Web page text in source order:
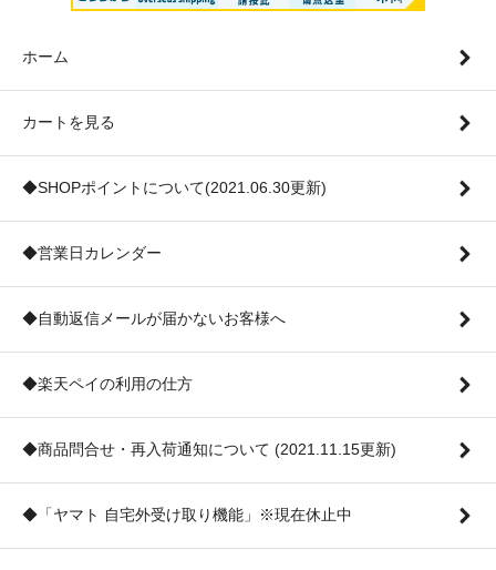
ホーム
カートを見る
◆SHOPポイントについて(2021.06.30更新)
◆営業日カレンダー
◆自動返信メールが届かないお客様へ
◆楽天ペイの利用の仕方
◆商品問合せ・再入荷通知について (2021.11.15更新)
◆「ヤマト 自宅外受け取り機能」※現在休止中